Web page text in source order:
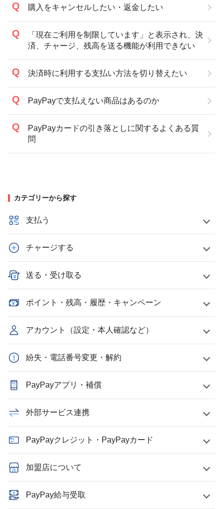
購入をキャンセルしたい・返金したい
「現在ご利用を制限しています」と表示され、決
済、チャージ、残高を送る機能が利用できない
決済時に利用する支払い方法を切り替えたい
PayPayで支払えない商品はあるのか
PayPayカードの引き落としに関するよくある質
問
カテゴリーから探す
支払う
チャージする
送る・受け取る
ポイント・残高・履歴・キャンペーン
アカウント（設定・本人確認など）
紛失・電話番号変更・解約
PayPayアプリ・補償
外部サービス連携
PayPayクレジット・PayPayカード
加盟店について
PayPay給与受取